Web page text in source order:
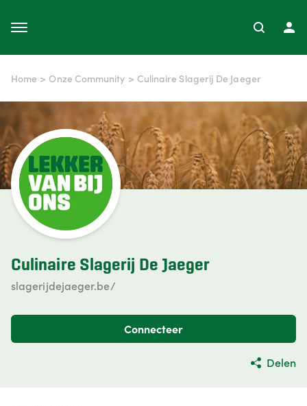
Home > Onze Community > Culinaire Slagerij De Jaeger
Culinaire Slagerij De Jaeger
slagerijdejaeger.be/
Connecteer
Delen